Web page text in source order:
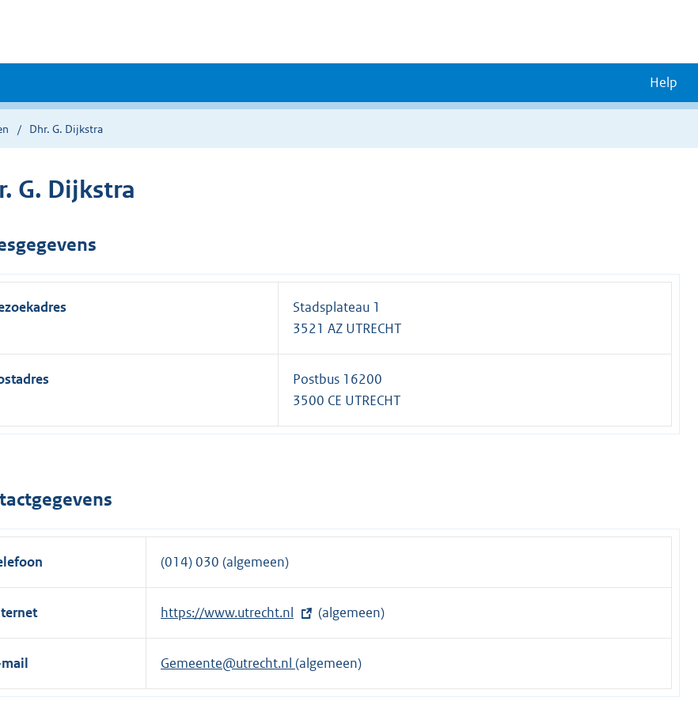
Help
Dhr. G. Dijkstra
G. Dijkstra
Stadsplateau 1
3521 AZ UTRECHT
Postbus 16200
3500 CE UTRECHT
(014) 030 (algemeen)
E
x
t
r
https://www.utrecht.nl (algemeen)
mail Gemeente@utrecht.nl (algemeen)